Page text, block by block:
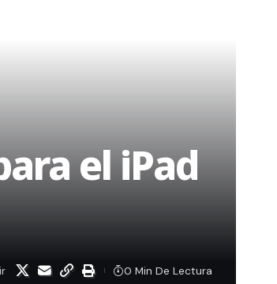
el iPad
0 Min De Lectura